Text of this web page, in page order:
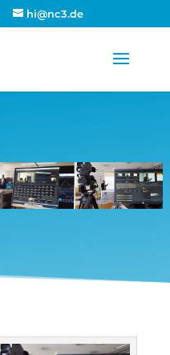
hi@nc3.de